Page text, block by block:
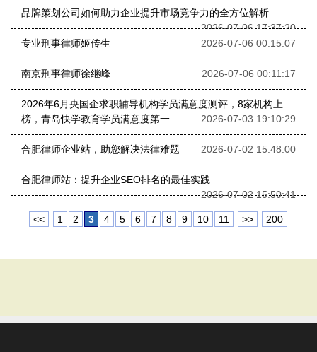
品牌策划公司如何助力企业提升市场竞争力的全方位解析
2026-07-06 17:37:20
专业刑事律师姬传生
2026-07-06 00:15:07
南京刑事律师徐继峰 2026-07-06 00:11:17
2026年6月央国企求职辅导机构学员满意度测评，8家机构上
榜，青岛快学教育学员满意度第一
2026-07-03 19:10:29
合肥律师企业站，助您解决法律难题 2026-07-02 15:48:00
合肥律师站：提升企业SEO排名的最佳实践
2026-07-02 15:50:41
<< 1 2 3 4 5 6 7 8 9 10 11 >> 200